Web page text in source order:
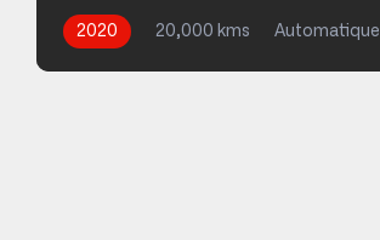
2020 20,000 kms
Automatique